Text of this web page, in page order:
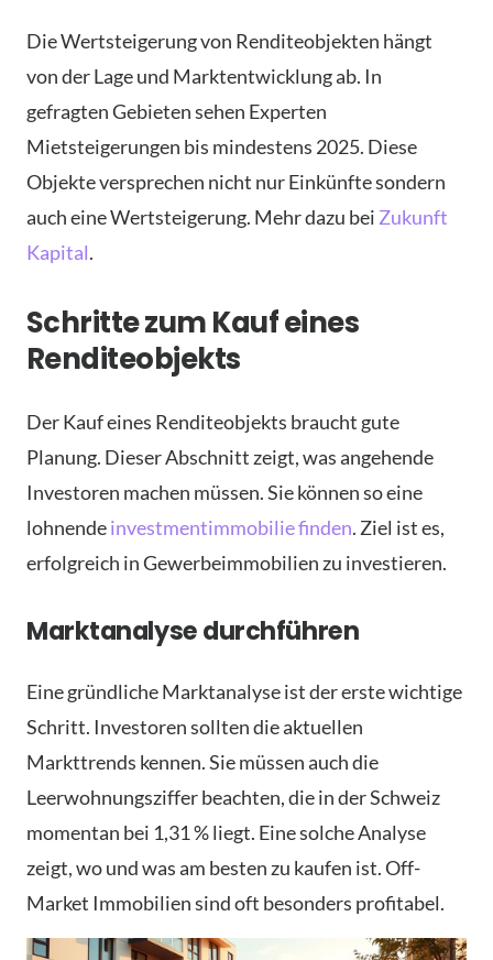
Die Wertsteigerung von Renditeobjekten hängt
von der Lage und Marktentwicklung ab. In
gefragten Gebieten sehen Experten
Mietsteigerungen bis mindestens 2025. Diese
Objekte versprechen nicht nur Einkünfte sondern
auch eine Wertsteigerung. Mehr dazu bei Zukunft
Kapital.
Schritte zum Kauf eines
Renditeobjekts
Der Kauf eines Renditeobjekts braucht gute
Planung. Dieser Abschnitt zeigt, was angehende
Investoren machen müssen. Sie können so eine
lohnendeinvestmentimmobilie finden. Ziel ist es,
erfolgreich in Gewerbeimmobilien zu investieren.
Marktanalyse durchführen
Eine gründliche Marktanalyse ist der erste wichtige
Schritt. Investoren sollten die aktuellen
Markttrends kennen. Sie müssen auch die
Leerwohnungsziffer beachten, die in der Schweiz
momentan bei 1,31 % liegt. Eine solche Analyse
zeigt, wo und was am besten zu kaufen ist. Off-
Market Immobilien sind oft besonders profitabel.